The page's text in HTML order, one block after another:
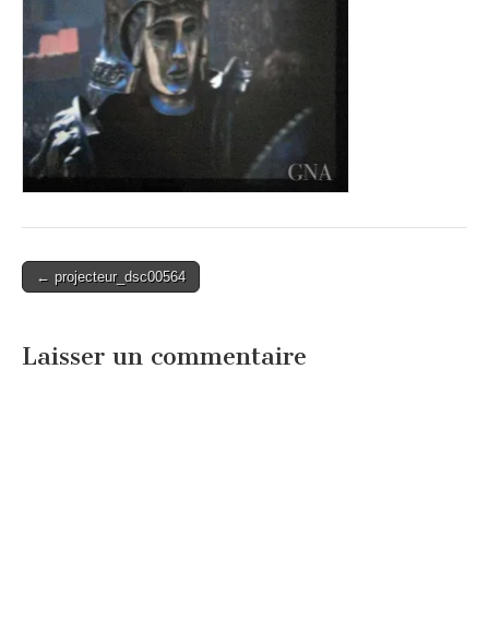
Post
← projecteur_dsc00564
Laisser un commentaire